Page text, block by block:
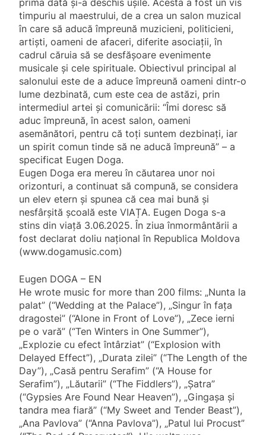
prima dată şi-a deschis uşile. Acesta a fost un vis
timpuriu al maestrului, de a crea un salon muzical
în care să aducă împreună muzicieni, politicieni,
artişti, oameni de afaceri, diferite asociaţii, în
cadrul căruia să se desfăşoare evenimente
musicale şi cele spirituale. Obiectivul principal al
salonului este de a aduce împreună oameni dintr-o
lume dezbinată, cum este cea de astăzi, prin
intermediul artei şi comunicării: “Îmi doresc să
aduc împreună, în acest salon, oameni
asemănători, pentru că toţi suntem dezbinaţi, iar
un spirit comun tinde să ne aducă împreună” – a
specificat Eugen Doga.
Eugen Doga era mereu în căutarea unor noi
orizonturi, a continuat să compună, se considera
un elev etern și spunea că cea mai bună și
nesfârșită școală este VIAȚA. Eugen Doga s-a
stins din viață 3.06.2025. În ziua înmormântării a
fost declarat doliu național în Republica Moldova
(www.dogamusic.com)
Eugen DOGA – EN
He wrote music for more than 200 films: „Nunta la
palat” (“Wedding at the Palace”), „Singur în fața
dragostei” (“Alone in Front of Love”), „Zece ierni
pe o vară” (“Ten Winters in One Summer”),
„Explozie cu efect întârziat” (“Explosion with
Delayed Effect”), „Durata zilei” (“The Length of the
Day”), „Casă pentru Serafim” (“A House for
Serafim”), „Lăutarii” (“The Fiddlers”), „Șatra”
(“Gypsies Are Found Near Heaven”), „Gingașa și
tandra mea fiară” (“My Sweet and Tender Beast”),
„Ana Pavlova” (“Anna Pavlova”), „Patul lui Procust”